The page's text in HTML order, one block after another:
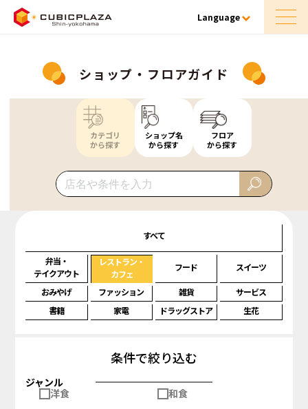
Language
ショップ・フロアガイド
カテゴリ
から探す
ショップ名
から探す
フロア
から探す
すべて
弁当・
テイクアウト
レストラン・
カフェ
フード スイーツ
おみやげ ファッション 雑貨
サービス
書籍
家電 ドラッグストア 生花
条件で絞り込む
ジャンル
洋食
和食